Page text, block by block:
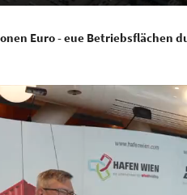
Euro - eue Betriebsflächen